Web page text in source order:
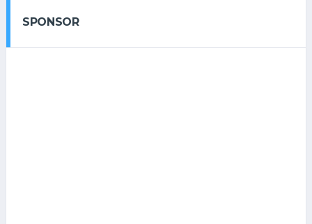
SPONSOR